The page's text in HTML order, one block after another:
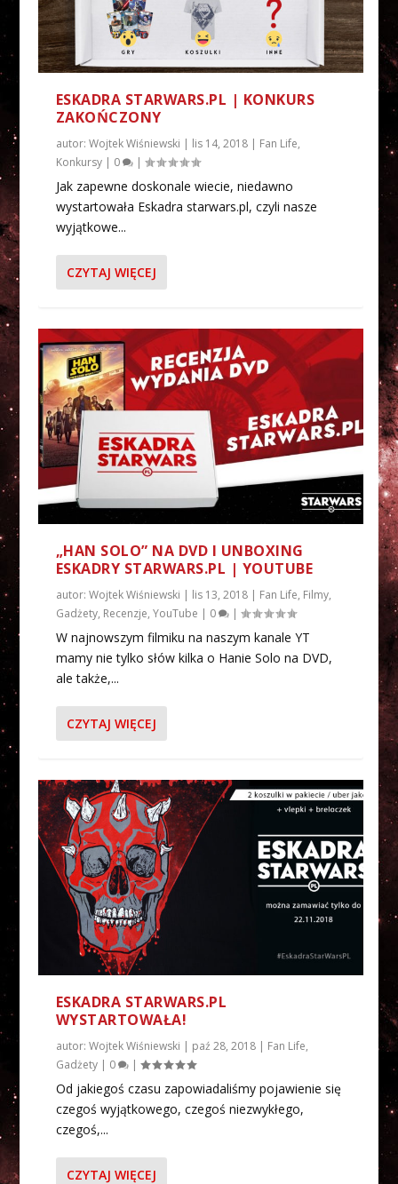
ESKADRA STARWARS.PL | KONKURS
ZAKOŃCZONY
autor: Wojtek Wiśniewski | lis 14, 2018| Fan Life,
Konkursy| 0 |
Jak zapewne doskonale wiecie, niedawno
wystartowała Eskadra starwars.pl, czyli nasze
wyjątkowe...
CZYTAJ WIĘCEJ
„HAN SOLO” NA DVD I UNBOXING
ESKADRY STARWARS.PL | YOUTUBE
autor: Wojtek Wiśniewski | lis 13, 2018| Fan Life, Filmy,
Gadżety, Recenzje, YouTube | 0 |
W najnowszym filmiku na naszym kanale YT
mamy nie tylko słów kilka o Hanie Solo na DVD,
ale także,...
CZYTAJ WIĘCEJ
ESKADRA STARWARS.PL
WYSTARTOWAŁA!
autor: Wojtek Wiśniewski | paź 28, 2018| Fan Life,
Gadżety| 0 |
Od jakiegoś czasu zapowiadaliśmy pojawienie się
czegoś wyjątkowego, czegoś niezwykłego,
czegoś,...
CZYTAJ WIĘCEJ